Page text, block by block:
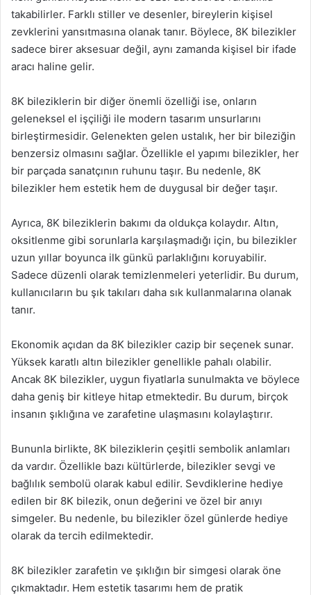
takabilirler. Farklı stiller ve desenler, bireylerin kişisel
zevklerini yansıtmasına olanak tanır. Böylece, 8K bilezikler
sadece birer aksesuar değil, aynı zamanda kişisel bir ifade
aracı haline gelir.
8K bileziklerin bir diğer önemli özelliği ise, onların
geleneksel el işçiliği ile modern tasarım unsurlarını
birleştirmesidir. Gelenekten gelen ustalık, her bir bileziğin
benzersiz olmasını sağlar. Özellikle el yapımı bilezikler, her
bir parçada sanatçının ruhunu taşır. Bu nedenle, 8K
bilezikler hem estetik hem de duygusal bir değer taşır.
Ayrıca, 8K bileziklerin bakımı da oldukça kolaydır. Altın,
oksitlenme gibi sorunlarla karşılaşmadığı için, bu bilezikler
uzun yıllar boyunca ilk günkü parlaklığını koruyabilir.
Sadece düzenli olarak temizlenmeleri yeterlidir. Bu durum,
kullanıcıların bu şık takıları daha sık kullanmalarına olanak
tanır.
Ekonomik açıdan da 8K bilezikler cazip bir seçenek sunar.
Yüksek karatlı altın bilezikler genellikle pahalı olabilir.
Ancak 8K bilezikler, uygun fiyatlarla sunulmakta ve böylece
daha geniş bir kitleye hitap etmektedir. Bu durum, birçok
insanın şıklığına ve zarafetine ulaşmasını kolaylaştırır.
Bununla birlikte, 8K bileziklerin çeşitli sembolik anlamları
da vardır. Özellikle bazı kültürlerde, bilezikler sevgi ve
bağlılık sembolü olarak kabul edilir. Sevdiklerine hediye
edilen bir 8K bilezik, onun değerini ve özel bir anıyı
simgeler. Bu nedenle, bu bilezikler özel günlerde hediye
olarak da tercih edilmektedir.
8K bilezikler zarafetin ve şıklığın bir simgesi olarak öne
çıkmaktadır. Hem estetik tasarımı hem de pratik